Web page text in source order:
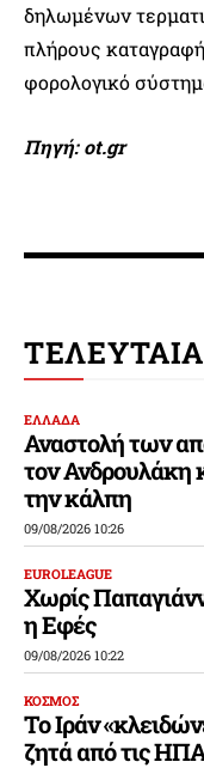
δηλωμένων
πλήρους
φορολογικό
Πηγή: ot.gr
ΕΛΛΑΔΑ
Αναστολή των
τον Ανδρουλάκη
την κάλπη
09/08/2026 10:26
EUROLEAGUE
Χωρίς
η Εφές
09/08/2026 10:22
ΚΟΣΜΟΣ
Το Ιράν
ζητά από τις ΗΠΑ